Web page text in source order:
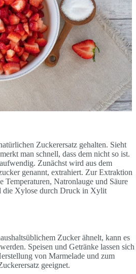
Zuckerersatz gehalten. Sieht
man schnell, dass dem nicht so ist.
Zunächst wird aus dem
genannt, extrahiert. Zur Extraktion
Temperaturen, Natronlauge und Säure
die Xylose durch Druck in Xylit
Zucker ähnelt, kann es
Speisen und Getränke lassen sich
von Marmelade und zum
geeignet.